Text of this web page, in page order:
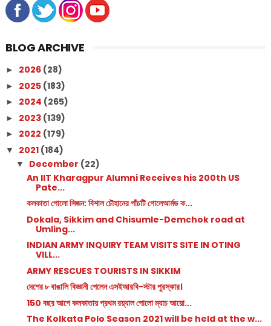
BLOG ARCHIVE
► 2026 (28)
► 2025 (183)
► 2024 (265)
► 2023 (139)
► 2022 (179)
▼ 2021 (184)
▼ December (22)
An IIT Kharagpur Alumni Receives his 200th US
Pate...
কলকাতা পোলো সিজন: বিশাল চৌহানের পাঁচটি গোলেআর্মড ক...
Dokala, Sikkim and Chisumle-Demchok road at
Umling...
INDIAN ARMY INQUIRY TEAM VISITS SITE IN OTING
VILL...
ARMY RESCUES TOURISTS IN SIKKIM
দেশের ৮ বাঙালি বিজ্ঞানী পেলেন এসইআরবি-স্টার পুরস্কার।
150 বছর আগে কলকাতায় প্রথম রয়্যাল পোলো ম্যাচ আয়ো...
The Kolkata Polo Season 2021 will be held at the w...